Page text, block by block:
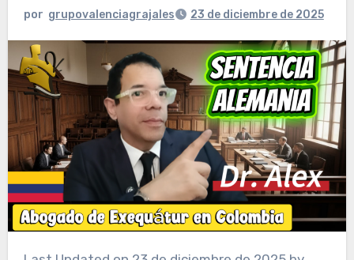
por grupovalenciagrajales 23 de diciembre de 2025